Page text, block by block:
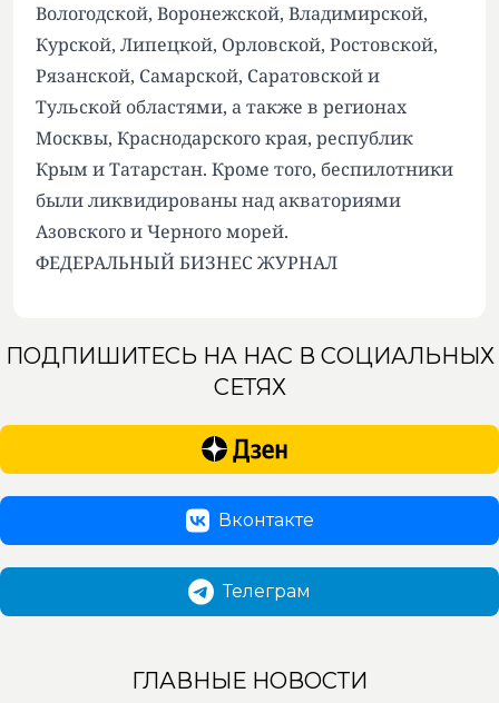
Вологодской, Воронежской, Владимирской,
Курской, Липецкой, Орловской, Ростовской,
Рязанской, Самарской, Саратовской и
Тульской областями, а также в регионах
Москвы, Краснодарского края, республик
Крым и Татарстан. Кроме того, беспилотники
были ликвидированы над акваториями
Азовского и Черного морей.
ФЕДЕРАЛЬНЫЙ БИЗНЕС ЖУРНАЛ
ПОДПИШИТЕСЬ НА НАС В СОЦИАЛЬНЫХ
СЕТЯХ
Вконтакте
Телеграм
ГЛАВНЫЕ НОВОСТИ